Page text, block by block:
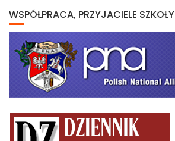
WSPÓŁPRACA, PRZYJACIELE SZKOŁY